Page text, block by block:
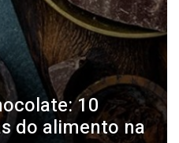
10
do alimento na